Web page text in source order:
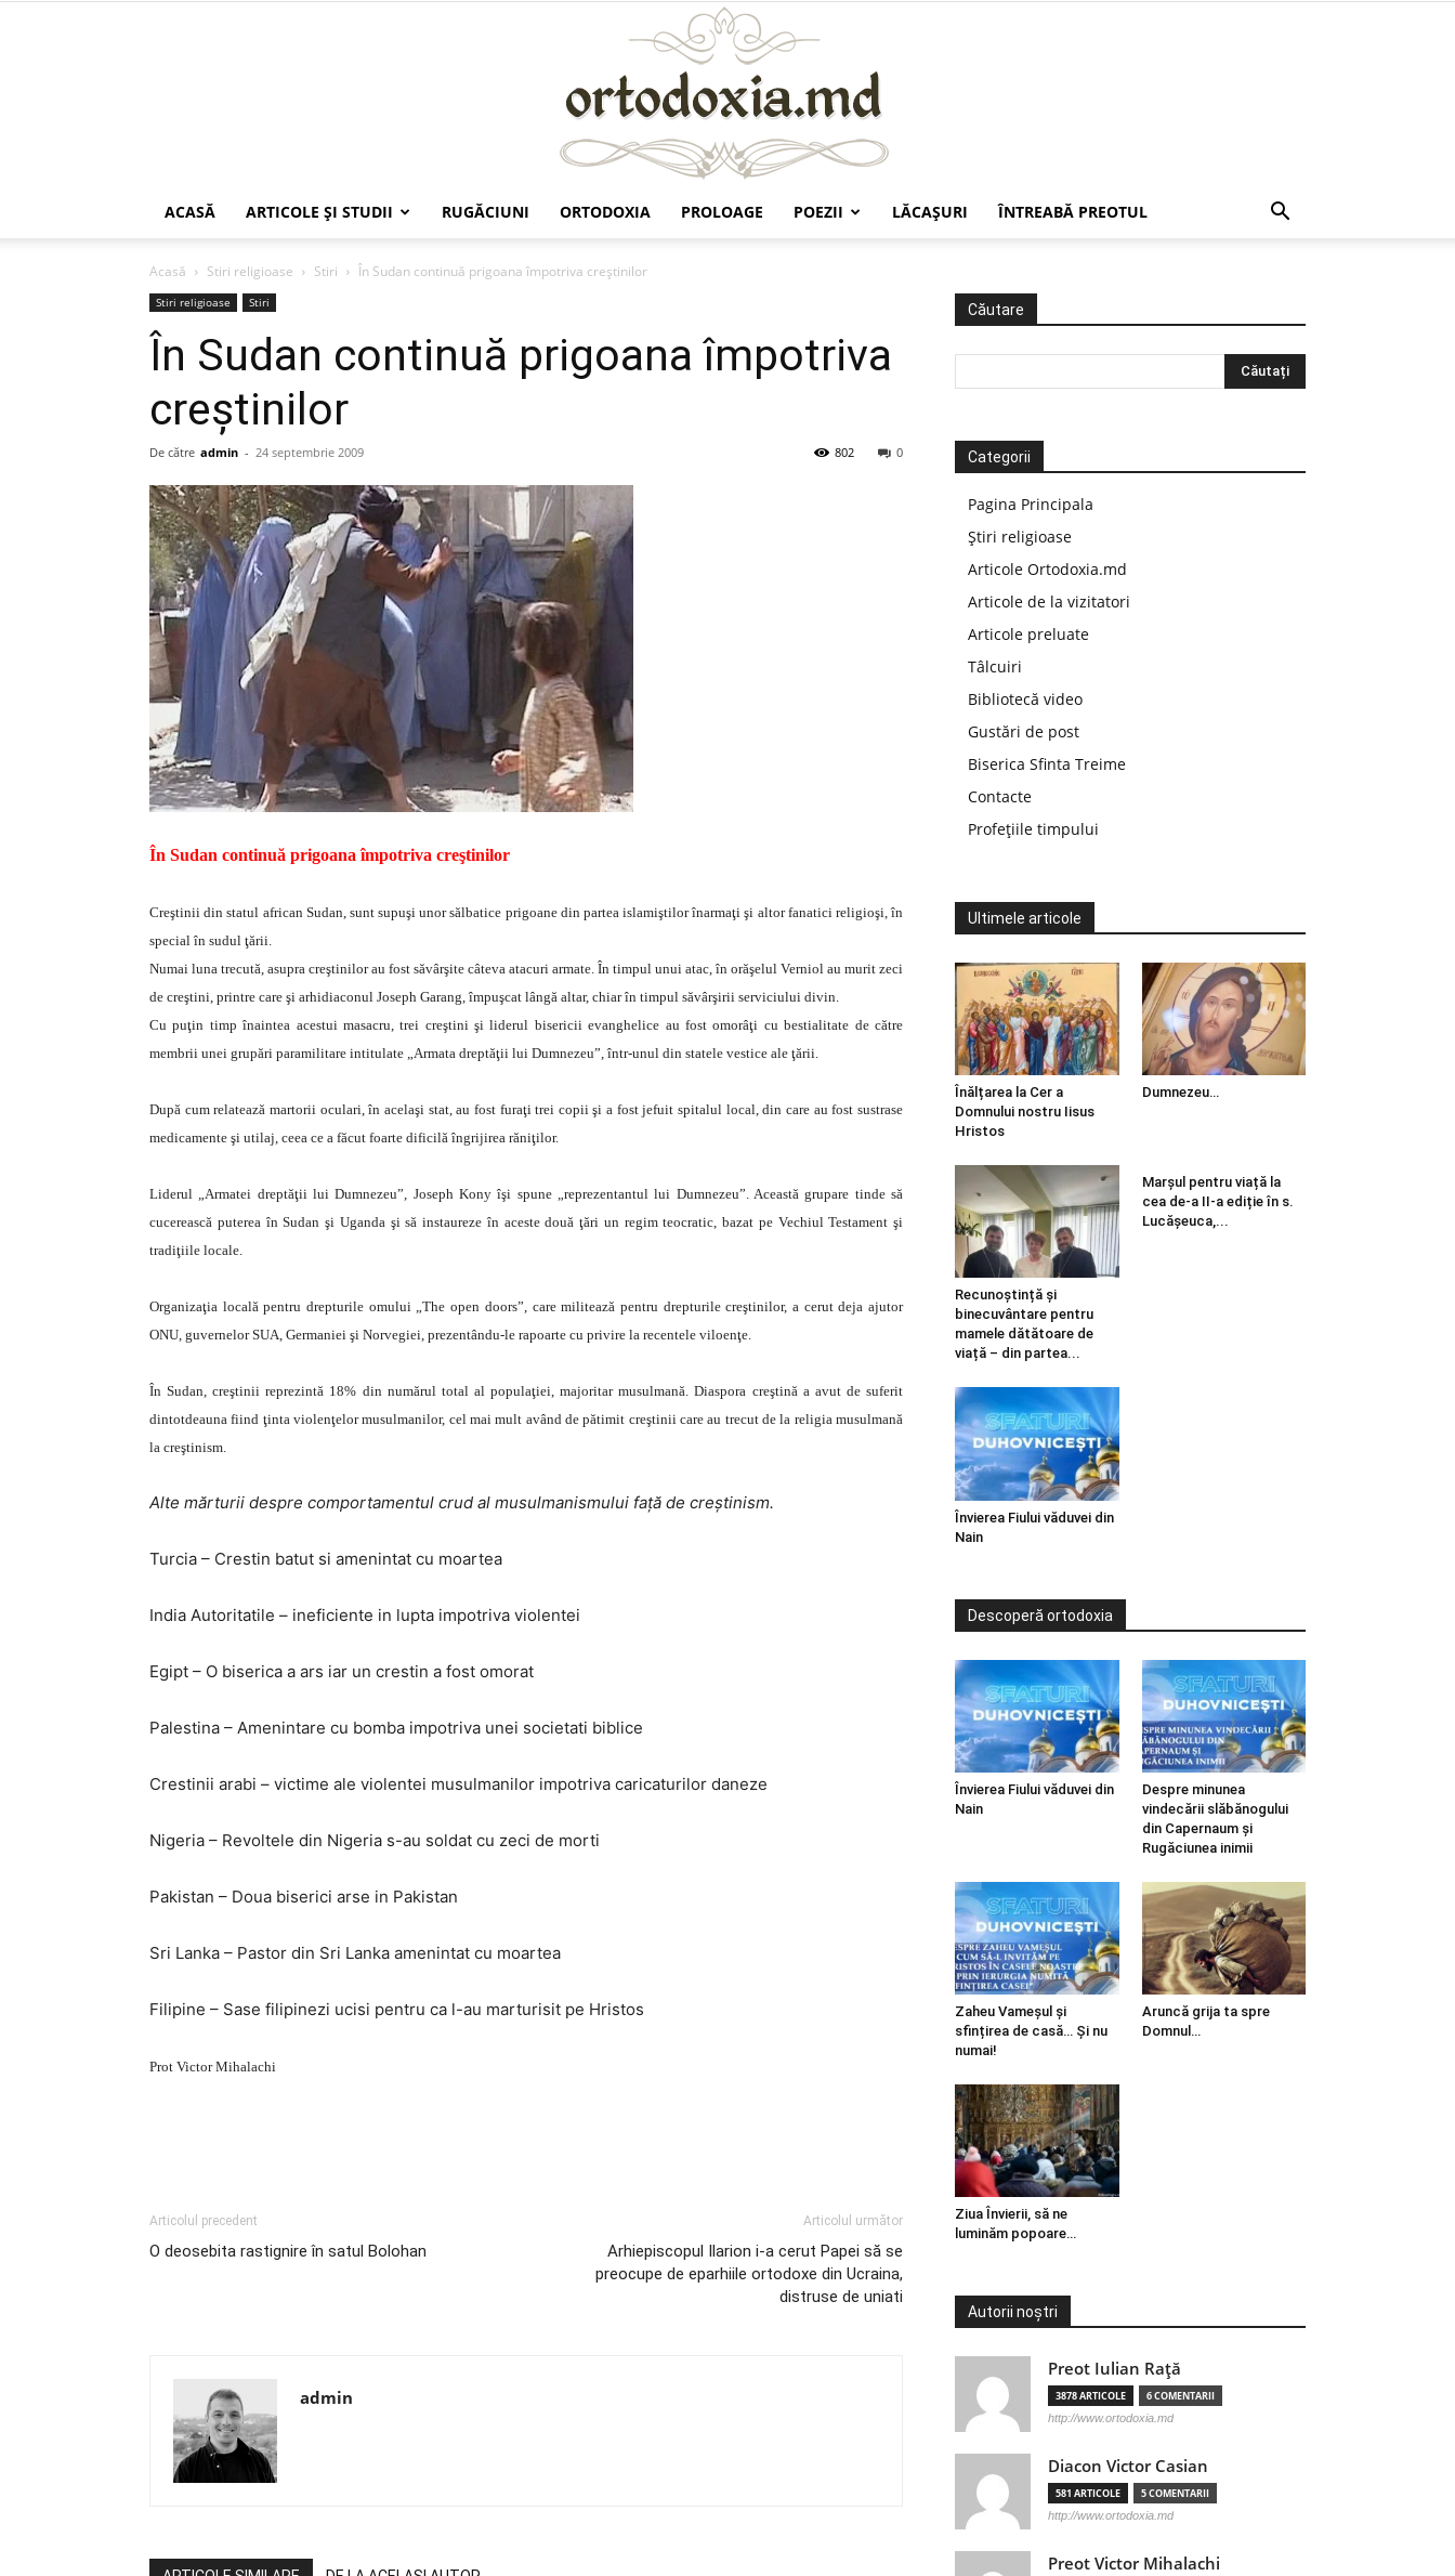
ACASĂ ARTICOLE ŞI STUDII RUGĂCIUNI ORTODOXIA PROLOAGE POEZII LĂCAŞURI ÎNTREABĂ PREOTUL
Acasă Stiri religioase Stiri În Sudan continuă prigoana împotriva creştinilor
Stiri religioase Stiri
În Sudan continuă prigoana împotriva
creştinilor
De către admin - 24 septembrie 2009 0
802
În Sudan continuă prigoana împotriva creştinilor
Creştinii din statul african Sudan, sunt supuşi unor sălbatice prigoane din partea islamiştilor înarmaţi şi altor fanatici religioşi, în
special în sudul ţării.
Numai luna trecută, asupra creştinilor au fost săvârşite câteva atacuri armate. În timpul unui atac, în orăşelul Verniol au murit zeci
de creştini, printre care şi arhidiaconul Joseph Garang, împuşcat lângă altar, chiar în timpul săvârşirii serviciului divin.
Cu puţin timp înaintea acestui masacru, trei creştini şi liderul bisericii evanghelice au fost omorâţi cu bestialitate de către
membrii unei grupări paramilitare intitulate „Armata dreptăţii lui Dumnezeu”, într-unul din statele vestice ale ţării.
După cum relatează martorii oculari, în acelaşi stat, au fost furaţi trei copii şi a fost jefuit spitalul local, din care au fost sustrase
medicamente şi utilaj, ceea ce a făcut foarte dificilă îngrijirea răniţilor.
Liderul „Armatei dreptăţii lui Dumnezeu”, Joseph Kony îşi spune „reprezentantul lui Dumnezeu”. Această grupare tinde să
cucerească puterea în Sudan şi Uganda şi să instaureze în aceste două ţări un regim teocratic, bazat pe Vechiul Testament şi
tradiţiile locale.
Organizaţia locală pentru drepturile omului „The open doors”, care militează pentru drepturile creştinilor, a cerut deja ajutor
ONU, guvernelor SUA, Germaniei şi Norvegiei, prezentându-le rapoarte cu privire la recentele viloenţe.
În Sudan, creştinii reprezintă 18% din numărul total al populaţiei, majoritar musulmană. Diaspora creştină a avut de suferit
dintotdeauna fiind ţinta violenţelor musulmanilor, cel mai mult având de pătimit creştinii care au trecut de la religia musulmană
la creştinism.
Alte mărturii despre comportamentul crud al musulmanismului faţă de creştinism.
Turcia – Crestin batut si amenintat cu moartea
India Autoritatile – ineficiente in lupta impotriva violentei
Egipt – O biserica a ars iar un crestin a fost omorat
Palestina – Amenintare cu bomba impotriva unei societati biblice
Crestinii arabi – victime ale violentei musulmanilor impotriva caricaturilor daneze
Nigeria – Revoltele din Nigeria s-au soldat cu zeci de morti
Pakistan – Doua biserici arse in Pakistan
Sri Lanka – Pastor din Sri Lanka amenintat cu moartea
Filipine – Sase filipinezi ucisi pentru ca l-au marturisit pe Hristos
Prot Victor Mihalachi
Articolul precedent
O deosebita rastignire în satul Bolohan
Articolul următor
Arhiepiscopul Ilarion i-a cerut Papei să se
preocupe de eparhiile ortodoxe din Ucraina,
distruse de uniati
admin
Căutare
Categorii
Pagina Principala
Știri religioase
Articole Ortodoxia.md
Articole de la vizitatori
Articole preluate
Tâlcuiri
Bibliotecă video
Gustări de post
Biserica Sfinta Treime
Contacte
Profețiile timpului
Ultimele articole
Înălțarea la Cer a
Domnului nostru Iisus
Hristos
Dumnezeu…
Recunoștință și
binecuvântare pentru
mamele dătătoare de
viață – din partea...
Marșul pentru viață la
cea de-a II-a ediție în s.
Lucășeuca,...
Învierea Fiului văduvei din
Nain
Descoperă ortodoxia
Învierea Fiului văduvei din
Nain
Despre minunea
vindecării slăbănogului
din Capernaum și
Rugăciunea inimii
Zaheu Vameșul și
sfințirea de casă… Și nu
numai!
Aruncă grija ta spre
Domnul…
Ziua Învierii, să ne
luminăm popoare…
Autorii noștri
Preot Iulian Raţă
3878 ARTICOLE 6 COMENTARII
http://www.ortodoxia.md
Diacon Victor Casian
581 ARTICOLE 5 COMENTARII
http://www.ortodoxia.md
Preot Victor Mihalachi